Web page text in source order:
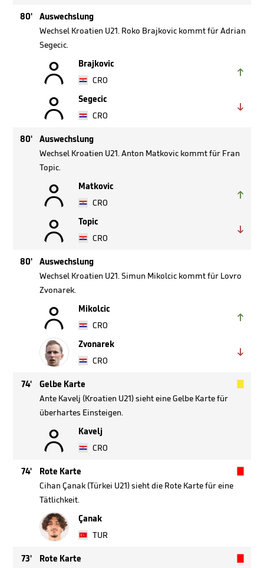
80'
Auswechslung
Wechsel Kroatien U21. Roko Brajkovic kommt für Adrian
Segecic.

Brajkovic
CRO


Segecic
CRO

80'
Auswechslung
Wechsel Kroatien U21. Anton Matkovic kommt für Fran
Topic.

Matkovic
CRO


Topic
CRO

80'
Auswechslung
Wechsel Kroatien U21. Simun Mikolcic kommt für Lovro
Zvonarek.

Mikolcic
CRO

Zvonarek
CRO

74' Gelbe Karte
Ante Kavelj (Kroatien U21) sieht eine Gelbe Karte für
überhartes Einsteigen.

Kavelj
CRO
74' Rote Karte
Cihan Çanak (Türkei U21) sieht die Rote Karte für eine
Tätlichkeit.
Çanak
TUR
73' Rote Karte